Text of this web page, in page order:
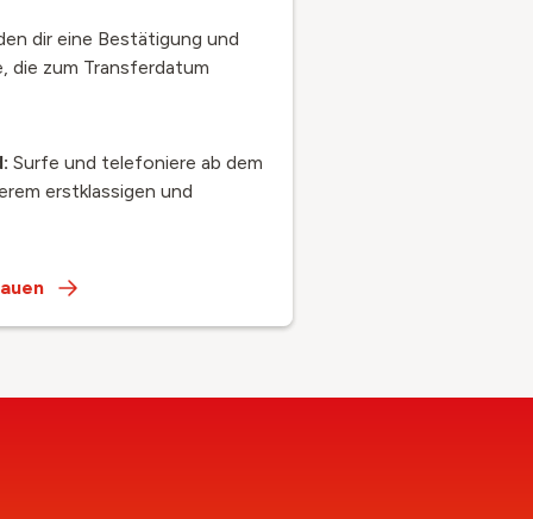
dir eine Bestätigung und
die zum Transferdatum
Surfe und telefoniere ab dem
erstklassigen und